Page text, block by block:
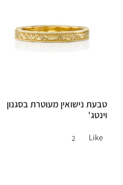
טבעת נישואין מעוטרת בסגנון
וינטג'
Like
2